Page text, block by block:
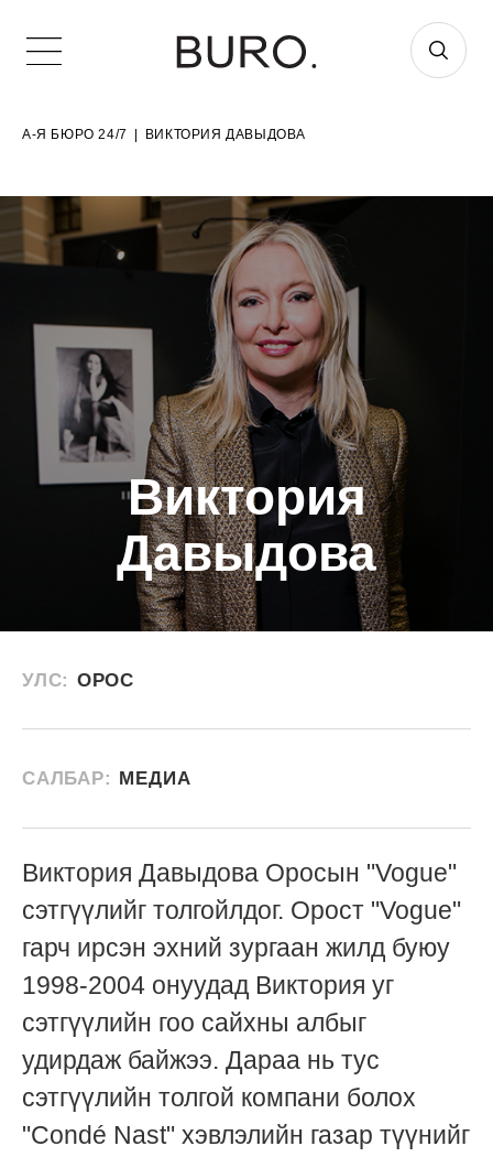
А-Я БЮРО 24/7 ВИКТОРИЯ ДАВЫДОВА
Виктория
Давыдова
УЛС: ОРОС
САЛБАР: МЕДИА
Виктория Давыдова Оросын "Vogue"
сэтгүүлийг толгойлдог. Орост "Vogue"
гарч ирсэн эхний зургаан жилд буюу
1998-2004 онуудад Виктория уг
сэтгүүлийн гоо сайхны албыг
удирдаж байжээ. Дараа нь тус
сэтгүүлийн толгой компани болох
"Condé Nast" хэвлэлийн газар түүнийг